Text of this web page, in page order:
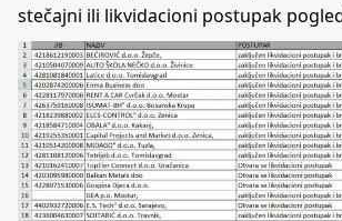
stečajni ili likvidacioni postupak